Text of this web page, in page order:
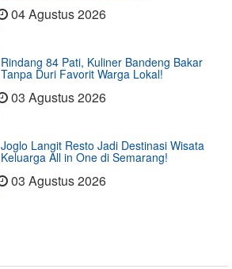
04 Agustus 2026
Rindang 84 Pati, Kuliner Bandeng Bakar
Tanpa Duri Favorit Warga Lokal!
03 Agustus 2026
Joglo Langit Resto Jadi Destinasi Wisata
Keluarga All in One di Semarang!
03 Agustus 2026